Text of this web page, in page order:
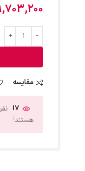
مقایسه
17
هستند!